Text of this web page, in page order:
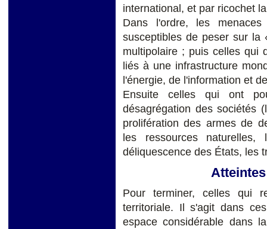
international, et par ricochet
Dans l'ordre, les
susceptibles de peser sur la
multipolaire ; puis celles qui
liés à une infrastructure
l'énergie, de l'information et
Ensuite celles qui ont
désagrégation des sociétés
prolifération des armes de
les ressources
déliquescence des États, les
Pour terminer, celles qui
territoriale. Il s'agit dans
espace considérable dans